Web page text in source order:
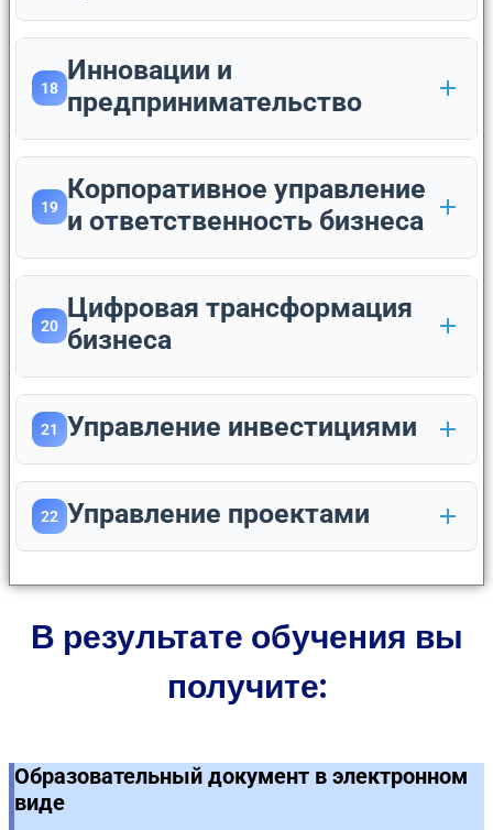
18
Инновации и
предпринимательство
19
Корпоративное управление
и ответственность бизнеса
20
Цифровая трансформация
бизнеса
21 Управление инвестициями
22 Управление проектами
В результате обучения вы
получите:
Образовательный документ в электронном
виде